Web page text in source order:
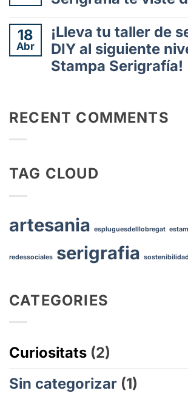
XXI
Stampa
Serigrafía!
tu
merchandising
con
estilo
y
Stampa
Serigrafía!
hay
comentarios
en
¡Llega
Stampa
Serigrafia
color!
18
Abr
¡Lleva tu taller de
DIY al siguiente
Stampa Serigrafía!
en
de
serigrafía
siguiente
nivel
Stampa
Serigrafía!
RECENT COMMENTS
TAG CLOUD
artesania espluguesdelllobregat
redessociales serigrafia sostenibilidad
CATEGORIES
Curiositats (2)
Sin categorizar (1)